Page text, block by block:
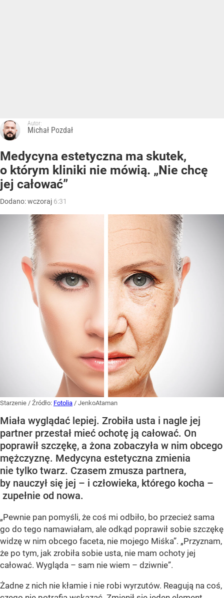
Autor:
Michał Pozdał
Medycyna estetyczna ma skutek,
o którym kliniki nie mówią. „Nie chcę
jej całować”
Dodano:wczoraj 6:31
Starzenie / Źródło: Fotolia / JenkoAtaman
Miała wyglądać lepiej. Zrobiła usta i nagle jej
partner przestał mieć ochotę ją całować. On
poprawił szczękę, a żona zobaczyła w nim obcego
mężczyznę. Medycyna estetyczna zmienia
nie tylko twarz. Czasem zmusza partnera,
by nauczył się jej – i człowieka, którego kocha –
zupełnie od nowa.
„Pewnie pan pomyśli, że coś mi odbiło, bo przecież sama
go do tego namawiałam, ale odkąd poprawił sobie szczękę
widzę w nim obcego faceta, nie mojego Miśka”. „Przyznam,
że po tym, jak zrobiła sobie usta, nie mam ochoty jej
całować. Wygląda – sam nie wiem – dziwnie”.
Żadne z nich nie kłamie i nie robi wyrzutów. Reagują na coś,